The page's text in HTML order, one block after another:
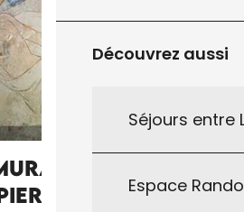
Découvrez aussi
Séjours entre
Espace
de
ès-Liens à